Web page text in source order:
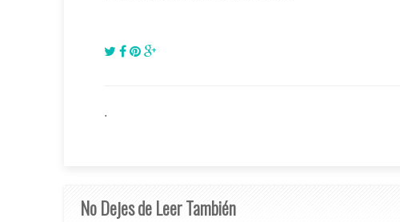
.
No Dejes de Leer También